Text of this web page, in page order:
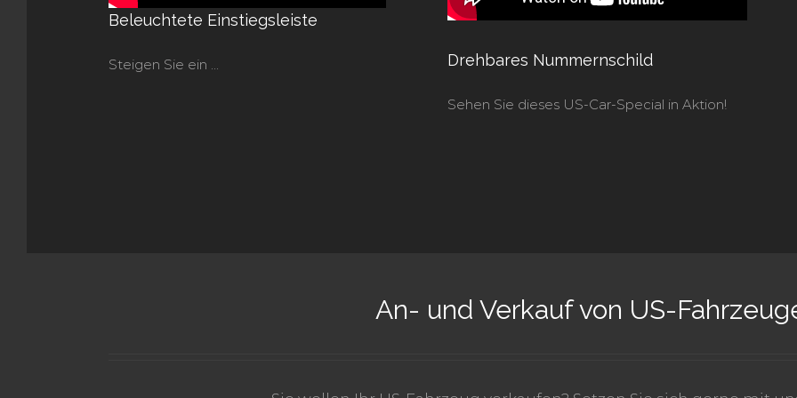
Beleuchtete Einstiegsleiste
Steigen Sie ein ... Drehbares Nummernschild
Sehen Sie dieses US-Car-Special in Aktion!
An- und Verkauf von US-